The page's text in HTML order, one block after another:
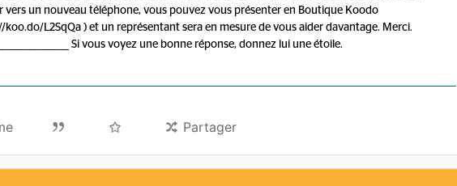
vers un nouveau téléphone, vous pouvez vous présenter en Boutique Koodo
koo.do/L2SqQa ) et un représentant sera en mesure de vous aider davantage. Merci.
Si vous voyez une bonne réponse, donnez lui une étoile.
Partager